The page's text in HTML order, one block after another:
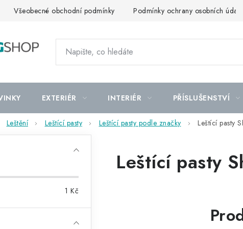
Všeobecné obchodní podmínky Podmínky ochrany osobních údajů
EXTERIÉR INTERIÉR PŘÍSLUŠENSTVÍ
Leštění Leštící pasty Leštící pasty podle značky Leštící pasty
1 Kč
Leštící pasty